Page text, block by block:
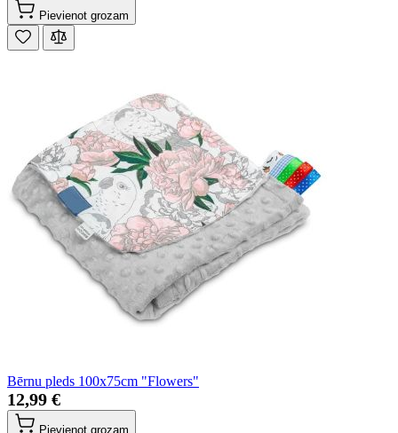
Pievienot grozam
Bērnu pleds 100x75cm "Flowers"
12,99 €
Pievienot grozam